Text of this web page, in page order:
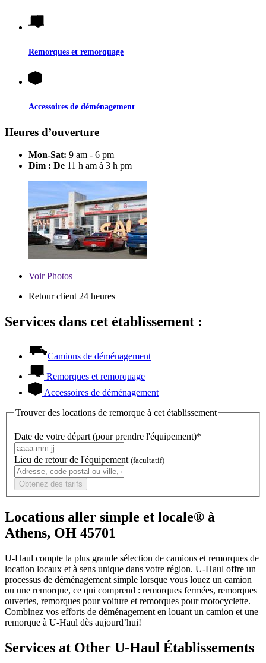
Remorques et remorquage
Accessoires de déménagement
Heures d’ouverture
Mon-Sat: 9 am - 6 pm
Dim : De 11 h am à 3 h pm
VoirPhotos
Retour client 24 heures
Services dans cet établissement :
Camions de déménagement
Remorques et remorquage
Accessoires de déménagement
Trouver des locations de remorque à cet établissement
Date de votre départ (pour prendre l'équipement)*
Lieu de retour de l'équipement (facultatif)
Obtenez des tarifs
Locations aller simple et locale® à
Athens, OH 45701
U-Haul compte la plus grande sélection de camions et remorques de
location locaux et à sens unique dans votre région. U-Haul offre un
processus de déménagement simple lorsque vous louez un camion
ou une remorque, ce qui comprend : remorques fermées, remorques
ouvertes, remorques pour voiture et remorques pour motocyclette.
Combinez vos efforts de déménagement en louant un camion et une
remorque à U-Haul dès aujourd’hui!
Services at Other U-Haul Établissements